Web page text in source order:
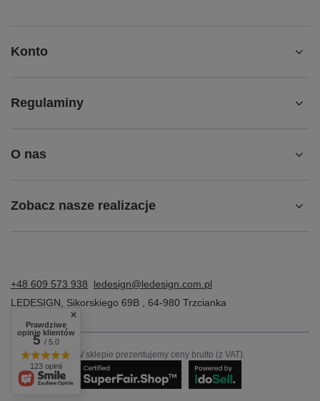
Konto
Regulaminy
O nas
Zobacz nasze realizacje
+48 609 573 938
ledesign@ledesign.com.pl
LEDESIGN, Sikorskiego 69B , 64-980 Trzcianka
W sklepie prezentujemy ceny brutto (z VAT).
Prawdziwe
opinie klientów
5/ 5.0
123 opinii